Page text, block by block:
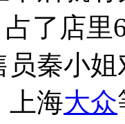
了店里
员秦小
上海大众